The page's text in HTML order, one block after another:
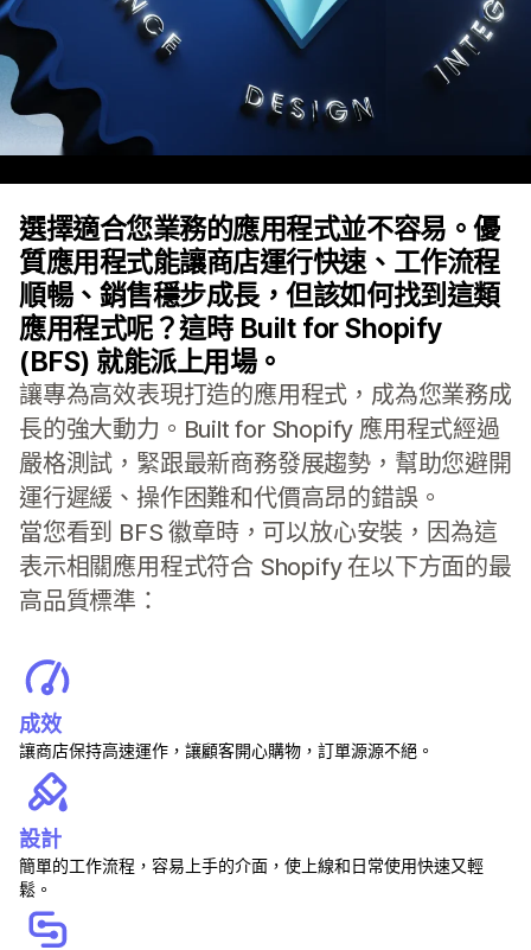
選擇適合您業務的應用程式並不容易。優
質應用程式能讓商店運行快速、工作流程
順暢、銷售穩步成長，但該如何找到這類
應用程式呢？這時 Built for Shopify
(BFS) 就能派上用場。
讓專為高效表現打造的應用程式，成為您業務成
長的強大動力。Built for Shopify 應用程式經過
嚴格測試，緊跟最新商務發展趨勢，幫助您避開
運行遲緩、操作困難和代價高昂的錯誤。
當您看到 BFS 徽章時，可以放心安裝，因為這
表示相關應用程式符合 Shopify 在以下方面的最
高品質標準：
成效
讓商店保持高速運作，讓顧客開心購物，訂單源源不絕。
設計
簡單的工作流程，容易上手的介面，使上線和日常使用快速又輕
鬆。